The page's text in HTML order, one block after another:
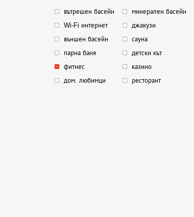
вътрешен басейн
минерален басейн
Wi-Fi интернет
джакузи
външен басейн
сауна
парна баня
детски кът
фитнес
казино
дом. любимци
ресторант